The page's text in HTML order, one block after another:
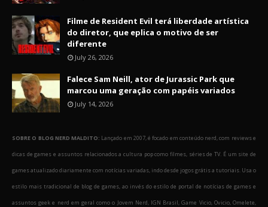
Filme de Resident Evil terá liberdade artística
do diretor, que eplica o motivo de ser
diferente
July 26, 2026
Falece Sam Neill, ator de Jurassic Park que
marcou uma geração com papéis variados
July 14, 2026
SOBRE O BLOG NERD MALDITO: Lançado em 2007, é focado em conteúdo nerd, com reviews e
dicas de games e assuntos relacionados a cultura pop como filmes, séries de TV. É um site de
games atualizado diariamente com notícias variadas, indo desde jogos grátis a tutoriais. Usa o
estilo mais tradicional de blog de games, ao invés do estilo de portal de notícias de games e
assuntos geek e nerd em geral como o Jovem Nerd, IGN Brasil, Game Vicio, Ovicio, Omelete,